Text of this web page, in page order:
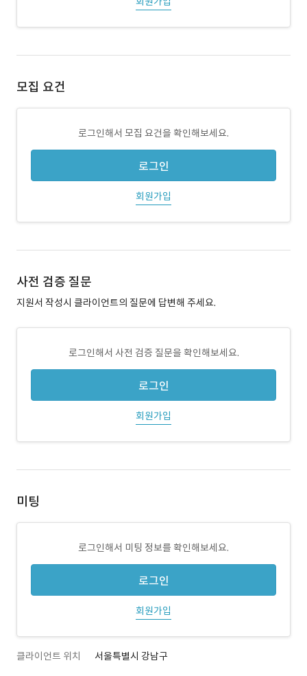
모집 요건
로그인해서 모집 요건을 확인해보세요.
로그인
회원가입
사전 검증 질문
지원서 작성시 클라이언트의 질문에 답변해 주세요.
로그인해서 사전 검증 질문을 확인해보세요.
로그인
회원가입
미팅
로그인해서 미팅 정보를 확인해보세요.
로그인
회원가입
클라이언트 위치 서울특별시 강남구